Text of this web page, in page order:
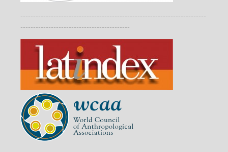
-------------------------------------------------------------------------
-------------------------------------------